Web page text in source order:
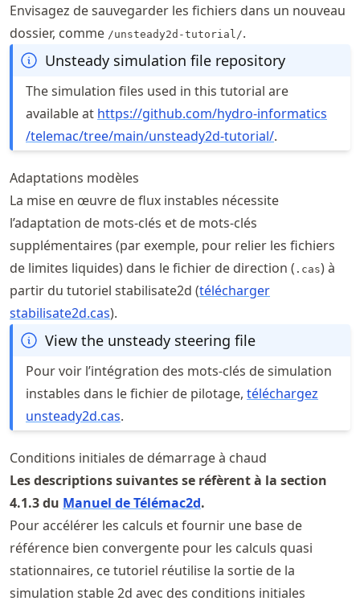
Envisagez de sauvegarder les fichiers dans un nouveau
dossier, comme /unsteady2d-tutorial/.
Unsteady simulation file repository
The simulation files used in this tutorial are
available at https://github.com/hydro-informatics
/telemac/tree/main/unsteady2d-tutorial/.
Adaptations modèles
La mise en œuvre de flux instables nécessite
l’adaptation de mots-clés et de mots-clés
supplémentaires (par exemple, pour relier les fichiers
de limites liquides) dans le fichier de direction ( .cas) à
partir du tutoriel stabilisate2d (télécharger
stabilisate2d.cas).
View the unsteady steering file
Pour voir l’intégration des mots-clés de simulation
instables dans le fichier de pilotage, téléchargez
unsteady2d.cas.
Conditions initiales de démarrage à chaud
Les descriptions suivantes se réfèrent à la section
4.1.3 du Manuel de Télémac2d.
Pour accélérer les calculs et fournir une base de
référence bien convergente pour les calculs quasi
stationnaires, ce tutoriel réutilise la sortie de la
simulation stable 2d avec des conditions initiales